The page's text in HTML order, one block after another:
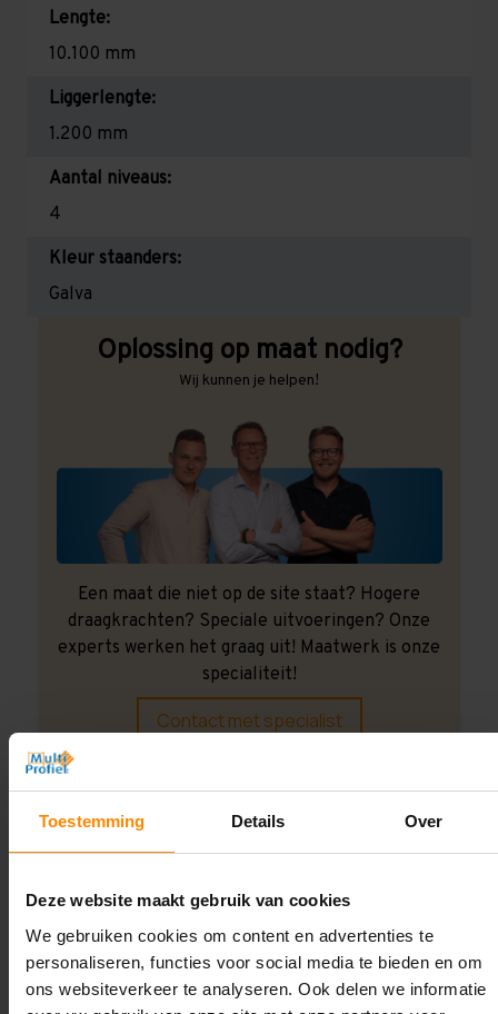
Toestemming Details Over
Deze website maakt gebruik van cookies
We gebruiken cookies om content en advertenties te
personaliseren, functies voor social media te bieden en om
ons websiteverkeer te analyseren. Ook delen we informatie
Lengte:
10.100 mm
Liggerlengte:
1.200 mm
Aantal niveaus:
4
Kleur staanders:
Galva
Oplossing op maat nodig?
Wij kunnen je helpen!
Een maat die niet op de site staat? Hogere
draagkrachten? Speciale uitvoeringen? Onze
experts werken het graag uit! Maatwerk is onze
specialiteit!
Contact met specialist
Montage uitbesteden?
Laat ons het doen!